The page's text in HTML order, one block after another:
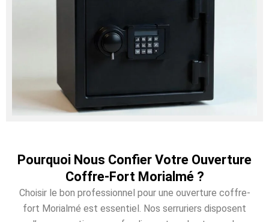
Pourquoi Nous Confier Votre Ouverture
Coffre-Fort Morialmé ?
Choisir le bon professionnel pour une ouverture coffre-
fort Morialmé est essentiel. Nos serruriers disposent